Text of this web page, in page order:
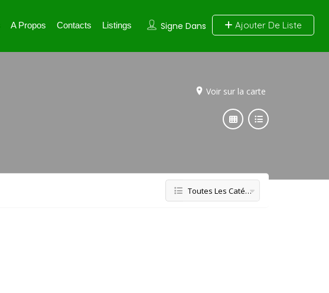
Signe Dans Ajouter De Liste
A Propos Contacts Listings
Voir sur la carte
Toutes Les Catégories